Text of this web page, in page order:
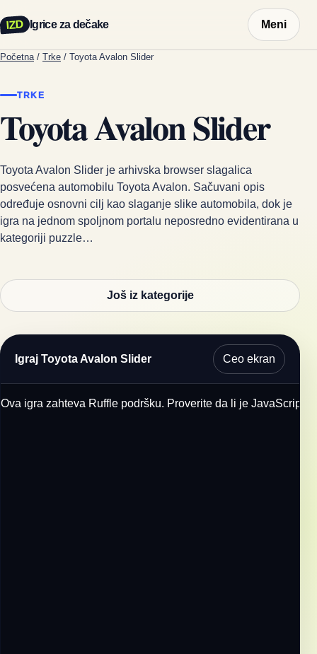
IZD Igrice za dečake Meni
Početna / Trke / Toyota Avalon Slider
TRKE
Toyota Avalon Slider
Toyota Avalon Slider je arhivska browser slagalica
posvećena automobilu Toyota Avalon. Sačuvani opis
određuje osnovni cilj kao slaganje slike automobila, dok je
igra na jednom spoljnom portalu neposredno evidentirana u
kategoriji puzzle…
Još iz kategorije
Igraj Toyota Avalon Slider Ceo ekran
Ova igra zahteva Ruffle podršku. Proverite da li je JavaScript